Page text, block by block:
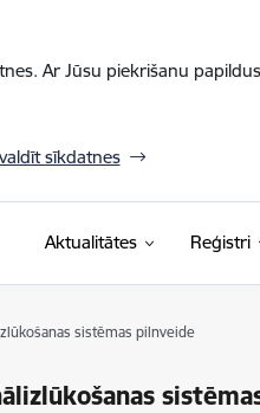
Ar Jūsu piekrišanu
sīkdatnes
Aktualitātes Reģistri
sistēmas pilnveide